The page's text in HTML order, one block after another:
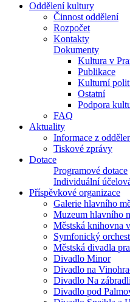
Oddělení kultury
Činnost oddělení
Rozpočet
Kontakty
Dokumenty
Kultura v
Publikace
Kulturní
Ostatní
Podpora
FAQ
Aktuality
Informace z
Tiskové zprávy
Dotace
Programové dotace
Individuální
Příspěvkové organizace
Galerie hlavního
Muzeum hlavního
Městská knihovna
Symfonický
Městská divadla
Divadlo Minor
Divadlo na
Divadlo Na
Divadlo pod